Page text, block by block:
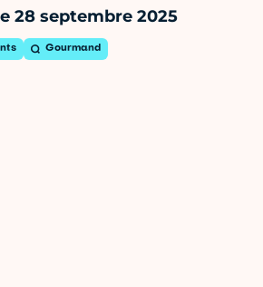
28 septembre 2025
Gourmand